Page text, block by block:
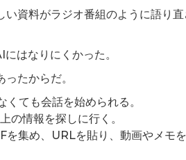
資料がラジオ番組のように語り
はなりにくかった。
たからだ。
ても会話を始められる。
情報を探しに行く。
集め、URLを貼り、動画やメモ